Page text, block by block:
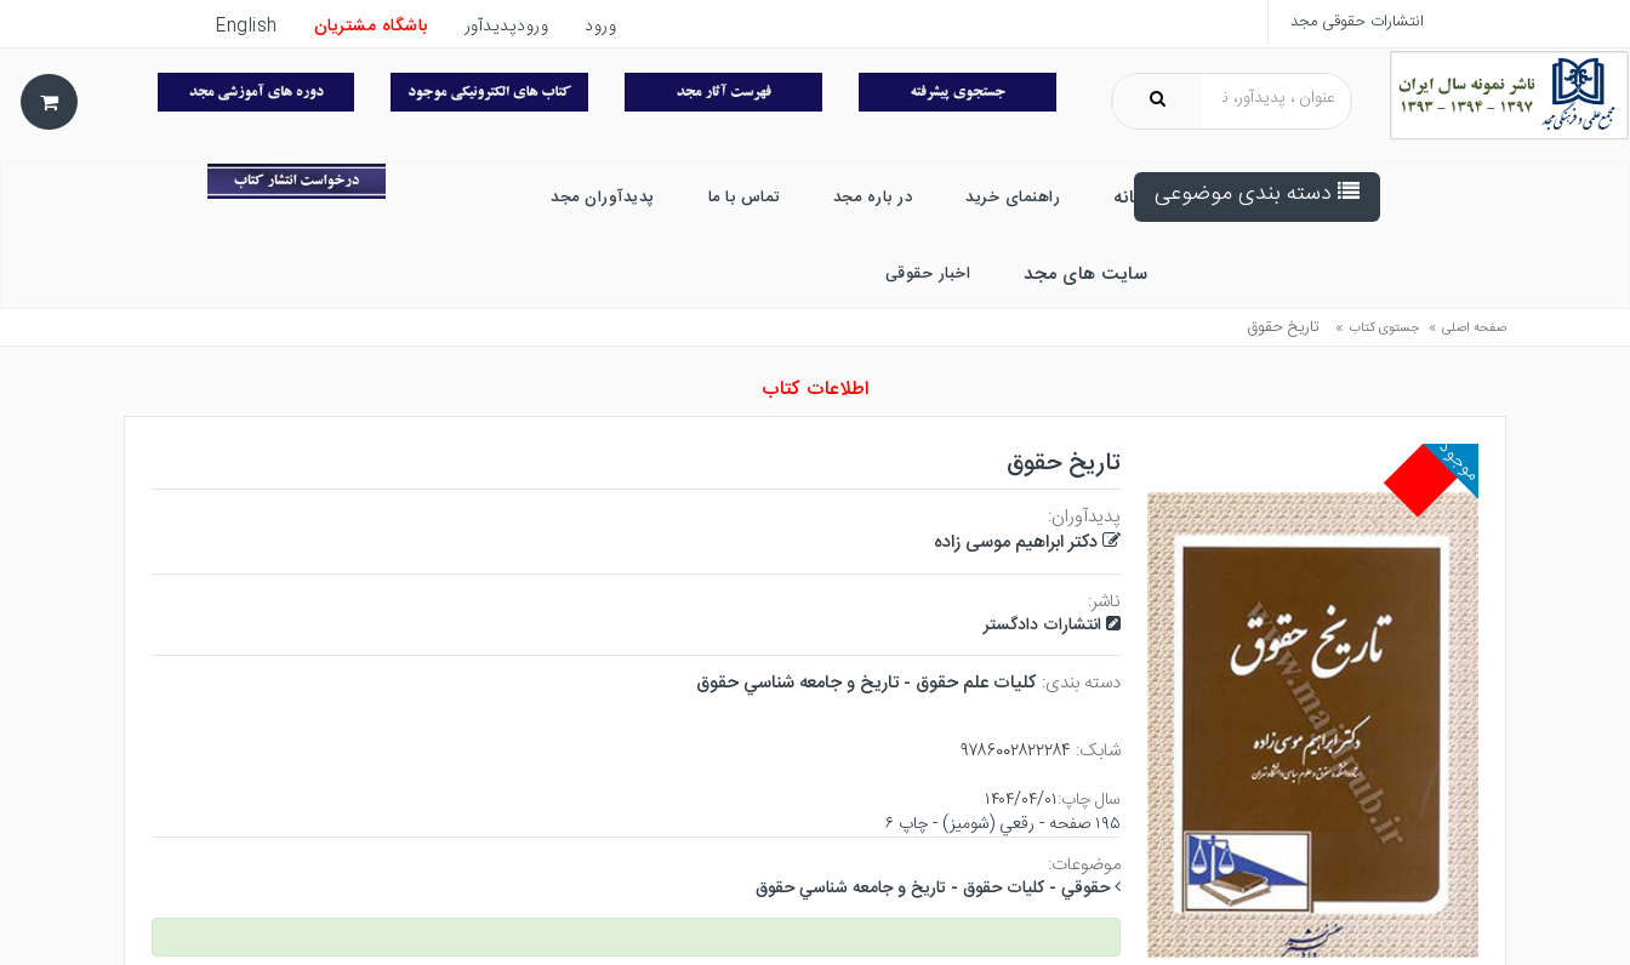
انتشارات حقوقی مجد ورود ورودپدیدآور باشگاه مشتریان English
دسته بندی موضوعی خانه راهنمای خرید در باره مجد تماس با ما پدیدآوران مجد
سایت های مجد اخبار حقوقی
صفحه اصلی » جستوی کتاب » تاريخ حقوق
اطلاعات کتاب
موجود تاریخ حقوق
پدیدآوران:
دکتر ابراهیم موسی زاده
ناشر:
انتشارات دادگستر
دسته بندی:كليات علم حقوق - تاريخ و جامعه شناسي حقوق
شابک: ۹۷۸۶۰۰۲۸۲۲۲۸۴
سال چاپ:۱۴۰۴/۰۴/۰۱
۱۹۵ صفحه - رقعي (شوميز) - چاپ ۶
موضوعات:
حقوقي - كليات حقوق - تاريخ و جامعه شناسي حقوق